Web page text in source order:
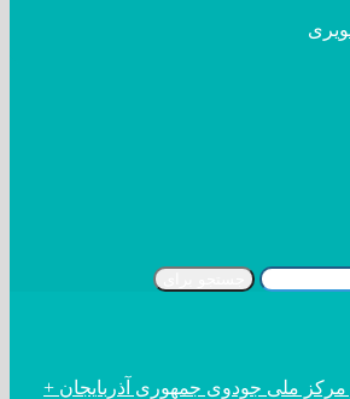
مرکز ملی جودوی جمهوری آذربایجان +